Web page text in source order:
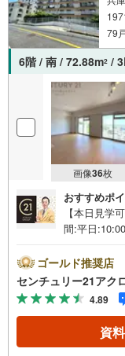
◇リフォームプランもご
◇三宮から梅田までを一
◇お気軽にお問い合わせ
宝塚で創業30年！東証
ス有！オンライン相談
住まいを探しましょう！
＝＝＝＝＝＝＝＝＝＝
【営業時間 10:00～
上記時間はお電話が繋が
現地を見学される場合
ご希望の日時をご記入
79
6階 / 南 / 72.88m2 /
画像36枚
おすすめポ
【本日見学
間:平日
き角住戸で
レベーター
みですぐに
クロスグル
8年連続
宮・尼崎・
ゴールド推奨店
センチュリー21アク
4.89
資